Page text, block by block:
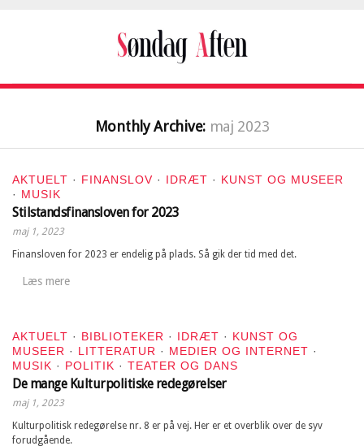
Monthly Archive: maj 2023
AKTUELT · FINANSLOV · IDRÆT · KUNST OG MUSEER
· MUSIK
Stilstandsfinansloven for 2023
maj 1, 2023
Finansloven for 2023 er endelig på plads. Så gik der tid med det.
Læs mere
AKTUELT · BIBLIOTEKER · IDRÆT · KUNST OG
MUSEER · LITTERATUR · MEDIER OG INTERNET ·
MUSIK · POLITIK · TEATER OG DANS
De mange Kulturpolitiske redegørelser
maj 1, 2023
Kulturpolitisk redegørelse nr. 8 er på vej. Her er et overblik over de syv
forudgående.